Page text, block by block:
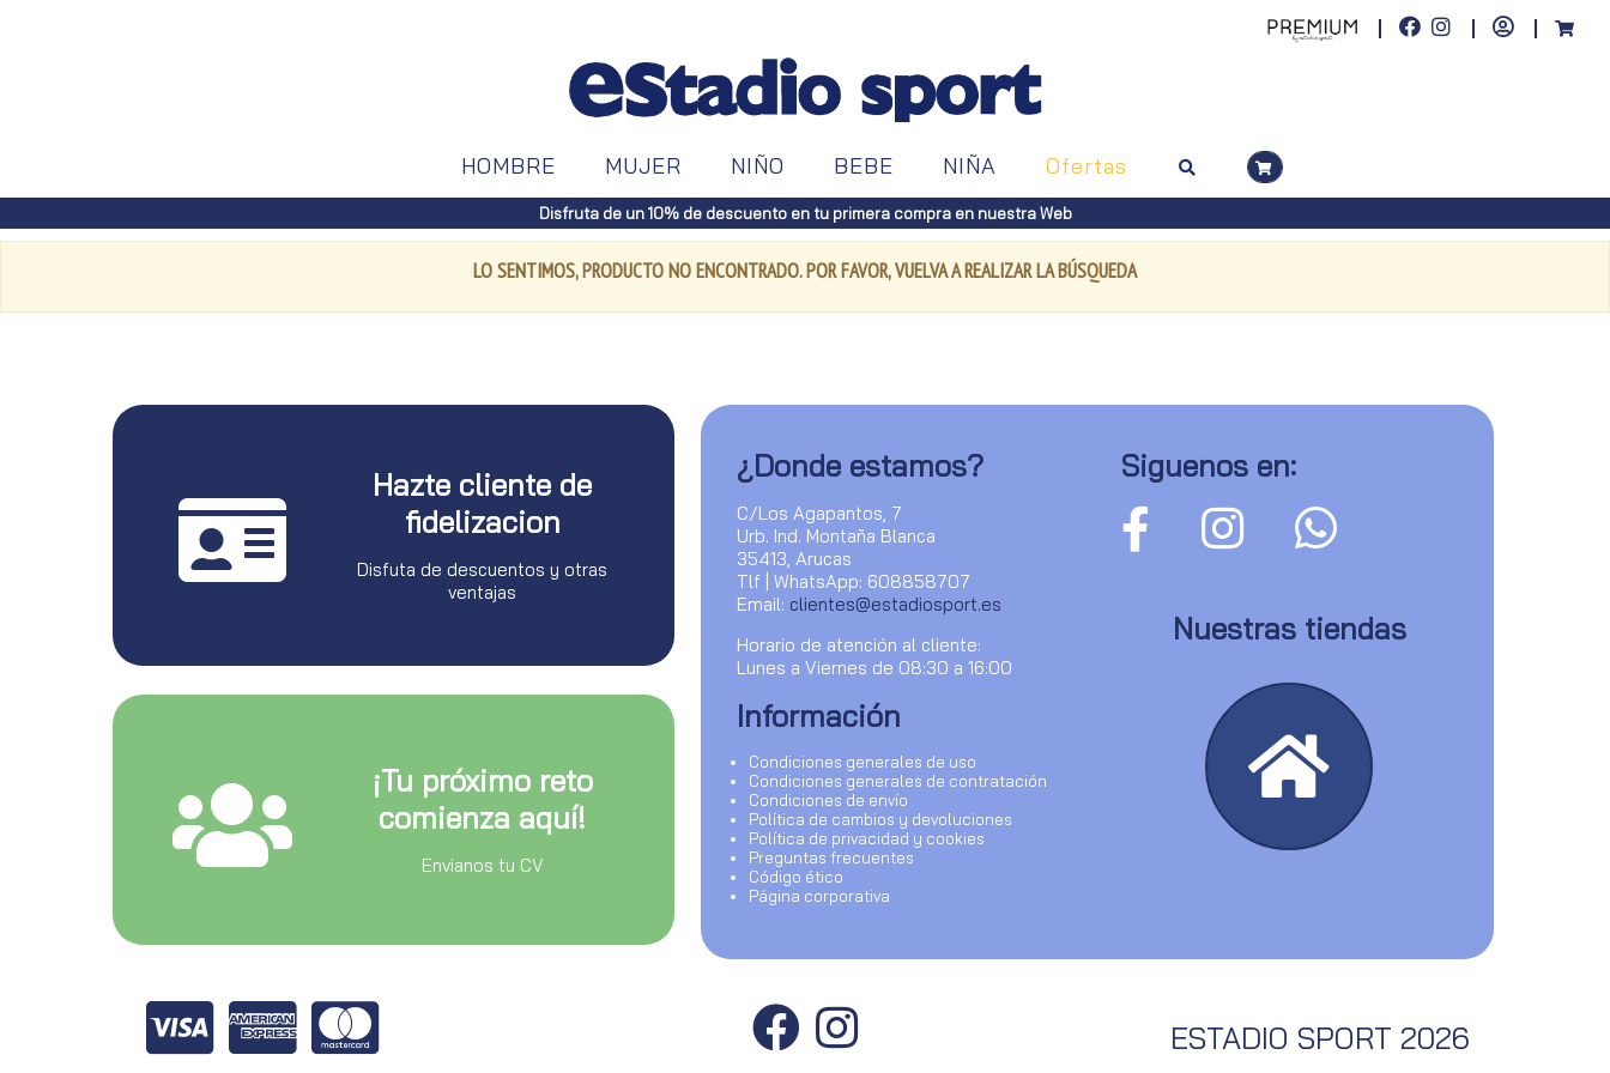
HOMBRE MUJER NIÑO BEBE NIÑA Ofertas
Disfruta de un 10% de descuento en tu primera compra en nuestra Web
LO SENTIMOS, PRODUCTO NO ENCONTRADO. POR FAVOR, VUELVA A REALIZAR LA BÚSQUEDA
Hazte cliente de
fidelizacion
Disfuta de descuentos y otras
ventajas
¡Tu próximo reto
comienza aquí!
Envianos tu CV
¿Donde estamos?
C/Los Agapantos, 7
Urb. Ind. Montaña Blanca
35413, Arucas
Tlf | WhatsApp: 608858707
Email: clientes@estadiosport.es
Horario de atención al cliente:
Lunes a Viernes de 08:30 a 16:00
Información
Condiciones generales de uso
Condiciones generales de contratación
Condiciones de envío
Política de cambios y devoluciones
Política de privacidad y cookies
Preguntas frecuentes
Código ético
Página corporativa
Siguenos en:
Nuestras tiendas
ESTADIO SPORT 2026